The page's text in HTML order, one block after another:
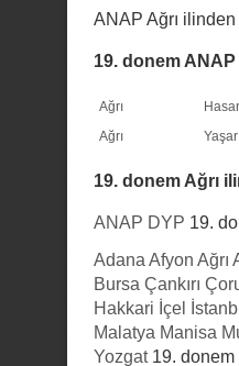
ANAP Ağrı
19. donem
Ağrı
Ağrı
19. donem Ağrı
ANAP DYP 19.
Adana Afyon Ağrı
Bursa Çankırı
Hakkari İçel
Malatya Manisa
Yozgat19. donem